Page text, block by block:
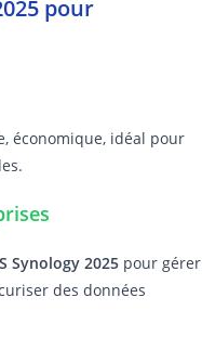
pour
économique, idéal pour
Synology 2025 pour gérer
des données